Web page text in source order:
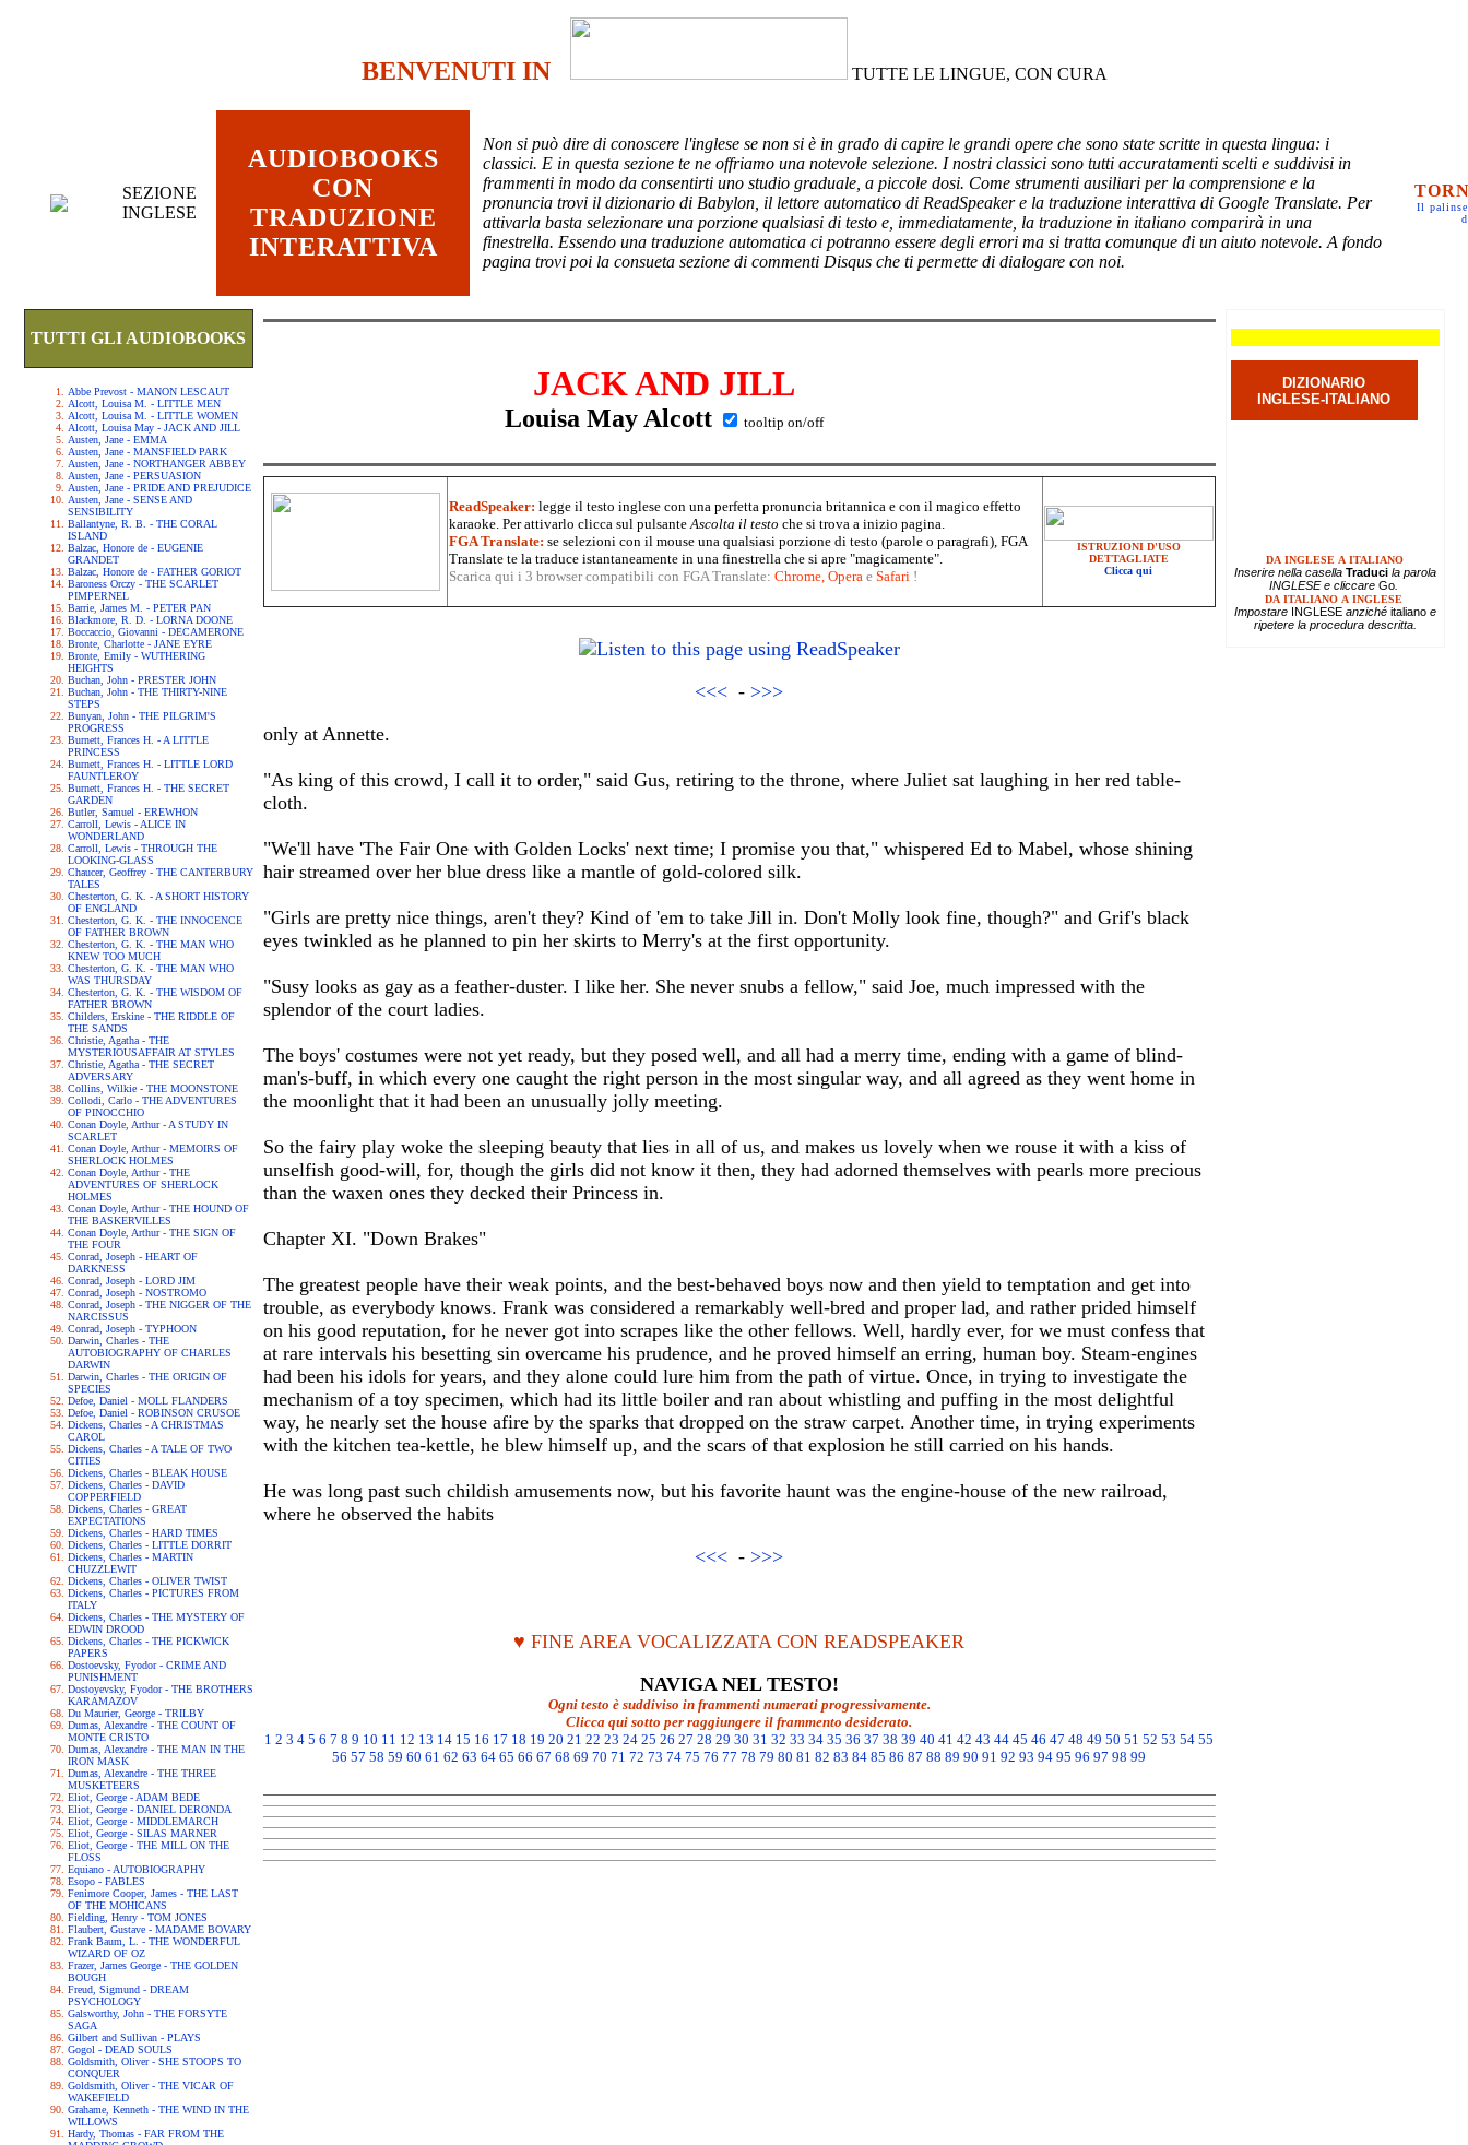
BENVENUTI IN TUTTE LE LINGUE, CON CURA
SEZIONE
INGLESE
AUDIOBOOKS
CON
TRADUZIONE
INTERATTIVA
Non si può dire di conoscere l'inglese se non si è in grado di capire le grandi opere che sono state scritte in questa lingua: i
classici. E in questa sezione te ne offriamo una notevole selezione. I nostri classici sono tutti accuratamenti scelti e suddivisi in
frammenti in modo da consentirti uno studio graduale, a piccole dosi. Come strumenti ausiliari per la comprensione e la
pronuncia trovi il dizionario di Babylon, il lettore automatico di ReadSpeaker e la traduzione interattiva di Google Translate. Per
attivarla basta selezionare una porzione qualsiasi di testo e, immediatamente, la traduzione in italiano comparirà in una
finestrella. Essendo una traduzione automatica ci potranno essere degli errori ma si tratta comunque di un aiuto notevole. A fondo
pagina trovi poi la consueta sezione di commenti Disqus che ti permette di dialogare con noi.
Il
TUTTI GLI AUDIOBOOKS
Abbe Prevost - MANON LESCAUT
Alcott, Louisa M. - LITTLE MEN
Alcott, Louisa M. - LITTLE WOMEN
Alcott, Louisa May - JACK AND JILL
Austen, Jane - EMMA
Austen, Jane - MANSFIELD PARK
Austen, Jane - NORTHANGER ABBEY
Austen, Jane - PERSUASION
Austen, Jane - PRIDE AND PREJUDICE
Austen, Jane - SENSE AND
SENSIBILITY
Ballantyne, R. B. - THE CORAL
ISLAND
Balzac, Honore de - EUGENIE
GRANDET
Balzac, Honore de - FATHER GORIOT
Baroness Orczy - THE SCARLET
PIMPERNEL
Barrie, James M. - PETER PAN
Blackmore, R. D. - LORNA DOONE
Boccaccio, Giovanni - DECAMERONE
Bronte, Charlotte - JANE EYRE
Bronte, Emily - WUTHERING
HEIGHTS
Buchan, John - PRESTER JOHN
Buchan, John - THE THIRTY-NINE
STEPS
Bunyan, John - THE PILGRIM'S
PROGRESS
Burnett, Frances H. - A LITTLE
PRINCESS
Burnett, Frances H. - LITTLE LORD
FAUNTLEROY
Burnett, Frances H. - THE SECRET
GARDEN
Butler, Samuel - EREWHON
Carroll, Lewis - ALICE IN
WONDERLAND
Carroll, Lewis - THROUGH THE
LOOKING-GLASS
Chaucer, Geoffrey - THE CANTERBURY
TALES
Chesterton, G. K. - A SHORT HISTORY
OF ENGLAND
Chesterton, G. K. - THE INNOCENCE
OF FATHER BROWN
Chesterton, G. K. - THE MAN WHO
KNEW TOO MUCH
Chesterton, G. K. - THE MAN WHO
WAS THURSDAY
Chesterton, G. K. - THE WISDOM OF
FATHER BROWN
Childers, Erskine - THE RIDDLE OF
THE SANDS
Christie, Agatha - THE
MYSTERIOUSAFFAIR AT STYLES
Christie, Agatha - THE SECRET
ADVERSARY
Collins, Wilkie - THE MOONSTONE
Collodi, Carlo - THE ADVENTURES
OF PINOCCHIO
Conan Doyle, Arthur - A STUDY IN
SCARLET
Conan Doyle, Arthur - MEMOIRS OF
SHERLOCK HOLMES
Conan Doyle, Arthur - THE
ADVENTURES OF SHERLOCK
HOLMES
Conan Doyle, Arthur - THE HOUND OF
THE BASKERVILLES
Conan Doyle, Arthur - THE SIGN OF
THE FOUR
Conrad, Joseph - HEART OF
DARKNESS
Conrad, Joseph - LORD JIM
Conrad, Joseph - NOSTROMO
Conrad, Joseph - THE NIGGER OF THE
NARCISSUS
Conrad, Joseph - TYPHOON
Darwin, Charles - THE
AUTOBIOGRAPHY OF CHARLES
DARWIN
Darwin, Charles - THE ORIGIN OF
SPECIES
Defoe, Daniel - MOLL FLANDERS
Defoe, Daniel - ROBINSON CRUSOE
Dickens, Charles - A CHRISTMAS
CAROL
Dickens, Charles - A TALE OF TWO
CITIES
Dickens, Charles - BLEAK HOUSE
Dickens, Charles - DAVID
COPPERFIELD
Dickens, Charles - GREAT
EXPECTATIONS
Dickens, Charles - HARD TIMES
Dickens, Charles - LITTLE DORRIT
Dickens, Charles - MARTIN
CHUZZLEWIT
Dickens, Charles - OLIVER TWIST
Dickens, Charles - PICTURES FROM
ITALY
Dickens, Charles - THE MYSTERY OF
EDWIN DROOD
Dickens, Charles - THE PICKWICK
PAPERS
Dostoevsky, Fyodor - CRIME AND
PUNISHMENT
Dostoyevsky, Fyodor - THE BROTHERS
KARAMAZOV
Du Maurier, George - TRILBY
Dumas, Alexandre - THE COUNT OF
MONTE CRISTO
Dumas, Alexandre - THE MAN IN THE
IRON MASK
Dumas, Alexandre - THE THREE
MUSKETEERS
Eliot, George - ADAM BEDE
Eliot, George - DANIEL DERONDA
Eliot, George - MIDDLEMARCH
Eliot, George - SILAS MARNER
Eliot, George - THE MILL ON THE
FLOSS
Equiano - AUTOBIOGRAPHY
Esopo - FABLES
Fenimore Cooper, James - THE LAST
OF THE MOHICANS
Fielding, Henry - TOM JONES
Flaubert, Gustave - MADAME BOVARY
Frank Baum, L. - THE WONDERFUL
WIZARD OF OZ
Frazer, James George - THE GOLDEN
BOUGH
Freud, Sigmund - DREAM
PSYCHOLOGY
Galsworthy, John - THE FORSYTE
SAGA
Gilbert and Sullivan - PLAYS
Gogol - DEAD SOULS
Goldsmith, Oliver - SHE STOOPS TO
CONQUER
Goldsmith, Oliver - THE VICAR OF
WAKEFIELD
Grahame, Kenneth - THE WIND IN THE
WILLOWS
Hardy, Thomas - FAR FROM THE
JACK AND JILL
Louisa May Alcott tooltip on/off
ReadSpeaker: legge il testo inglese con una perfetta pronuncia britannica e con il magico effetto
karaoke. Per attivarlo clicca sul pulsanteAscolta il testo che si trova a inizio pagina.
FGA Translate: se selezioni con il mouse una qualsiasi porzione di testo (parole o paragrafi), FGA
Translate te la traduce istantaneamente in una finestrella che si apre "magicamente".
Scarica qui i 3 browser compatibili con FGA Translate: Chrome, Operae Safari !
ISTRUZIONI D'USO
DETTAGLIATE
Clicca qui
<<< - >>>
only at Annette.
"As king of this crowd, I call it to order," said Gus, retiring to the throne, where Juliet sat laughing in her red table-
cloth.
"We'll have 'The Fair One with Golden Locks' next time; I promise you that," whispered Ed to Mabel, whose shining
hair streamed over her blue dress like a mantle of gold-colored silk.
"Girls are pretty nice things, aren't they? Kind of 'em to take Jill in. Don't Molly look fine, though?" and Grif's black
eyes twinkled as he planned to pin her skirts to Merry's at the first opportunity.
"Susy looks as gay as a feather-duster. I like her. She never snubs a fellow," said Joe, much impressed with the
splendor of the court ladies.
The boys' costumes were not yet ready, but they posed well, and all had a merry time, ending with a game of blind-
man's-buff, in which every one caught the right person in the most singular way, and all agreed as they went home in
the moonlight that it had been an unusually jolly meeting.
So the fairy play woke the sleeping beauty that lies in all of us, and makes us lovely when we rouse it with a kiss of
unselfish good-will, for, though the girls did not know it then, they had adorned themselves with pearls more precious
than the waxen ones they decked their Princess in.
Chapter XI. "Down Brakes"
The greatest people have their weak points, and the best-behaved boys now and then yield to temptation and get into
trouble, as everybody knows. Frank was considered a remarkably well-bred and proper lad, and rather prided himself
on his good reputation, for he never got into scrapes like the other fellows. Well, hardly ever, for we must confess that
at rare intervals his besetting sin overcame his prudence, and he proved himself an erring, human boy. Steam-engines
had been his idols for years, and they alone could lure him from the path of virtue. Once, in trying to investigate the
mechanism of a toy specimen, which had its little boiler and ran about whistling and puffing in the most delightful
way, he nearly set the house afire by the sparks that dropped on the straw carpet. Another time, in trying experiments
with the kitchen tea-kettle, he blew himself up, and the scars of that explosion he still carried on his hands.
He was long past such childish amusements now, but his favorite haunt was the engine-house of the new railroad,
where he observed the habits
<<< - >>>
♥ FINE AREA VOCALIZZATA CON READSPEAKER
NAVIGA NEL TESTO!
Ogni testo è suddiviso in frammenti numerati progressivamente.
Clicca qui sotto per raggiungere il frammento desiderato.
1 2 3 4 5 6 7 8 9 10 11 12 13 14 15 16 17 18 19 20 21 22 23 24 25 26 27 28 29 30 31 32 33 34 35 36 37 38 39 40 41 42 43 44 45 46 47 48 49 50 51 52 53 54 55
56 57 58 59 60 61 62 63 64 65 66 67 68 69 70 71 72 73 74 75 76 77 78 79 80 81 82 83 84 85 86 87 88 89 90 91 92 93 94 95 96 97 98 99
DIZIONARIO
INGLESE-ITALIANO
DA INGLESE A ITALIANO
Inserire nella casella Traducila parola
INGLESE e cliccare Go.
DA ITALIANO A INGLESE
Impostare INGLESEanziché italianoe
ripetere la procedura descritta.